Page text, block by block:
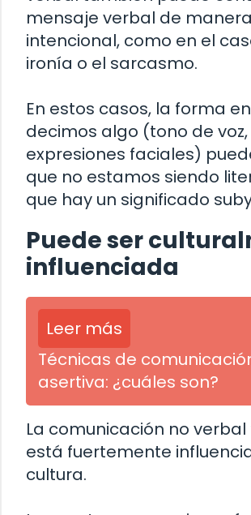
mensaje verbal de manera
intencional, como en el
ironía o el sarcasmo.
En estos casos, la forma
decimos algo (tono de voz,
expresiones faciales)
que no estamos siendo
que hay un significado
Puede ser
influenciada
Leer más
Técnicas de
asertiva: ¿cuáles son?
La comunicación no
está fuertemente
cultura.